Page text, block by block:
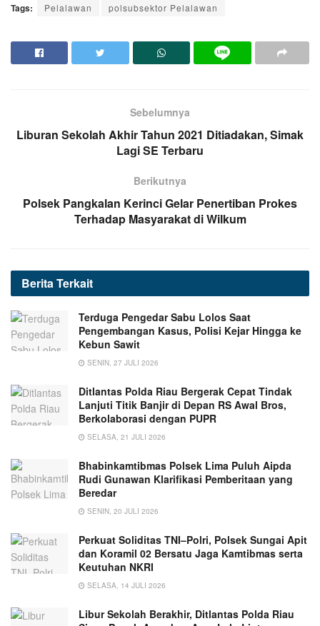
Tags: Pelalawan polsubsektor Pelalawan
Sebelumnya
Liburan Sekolah Akhir Tahun 2021 Ditiadakan, Simak
Lagi SE Terbaru
Berikutnya
Polsek Pangkalan Kerinci Gelar Penertiban Prokes
Terhadap Masyarakat di Wilkum
Berita Terkait
Terduga Pengedar Sabu Lolos Saat
Pengembangan Kasus, Polisi Kejar Hingga ke
Kebun Sawit
SENIN, 27 JULI 2026
Ditlantas Polda Riau Bergerak Cepat Tindak
Lanjuti Titik Banjir di Depan RS Awal Bros,
Berkolaborasi dengan PUPR
SELASA, 21 JULI 2026
Bhabinkamtibmas Polsek Lima Puluh Aipda
Rudi Gunawan Klarifikasi Pemberitaan yang
Beredar
SENIN, 20 JULI 2026
Perkuat Soliditas TNI–Polri, Polsek Sungai Apit
dan Koramil 02 Bersatu Jaga Kamtibmas serta
Keutuhan NKRI
SELASA, 14 JULI 2026
Libur Sekolah Berakhir, Ditlantas Polda Riau